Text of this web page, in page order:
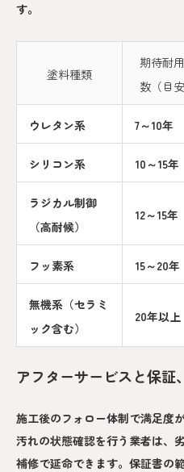
す。
塗料種類
期待耐
数（目安
ウレタン系 7～10年
シリコン系 10～15年
ラジカル制御
（高耐候）
12～15年
フッ素系 15～20年
無機系（セラミ
ック含む）
20年以上
アフターサービスと保証
施工後のフォロー体制で満足度
汚れの状態確認を行う業者は、
補修で延命できます。保証書の